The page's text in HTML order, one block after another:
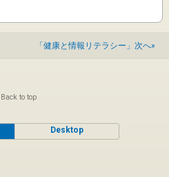
「健康と情報リテラシー」次へ»
Back to top
Desktop